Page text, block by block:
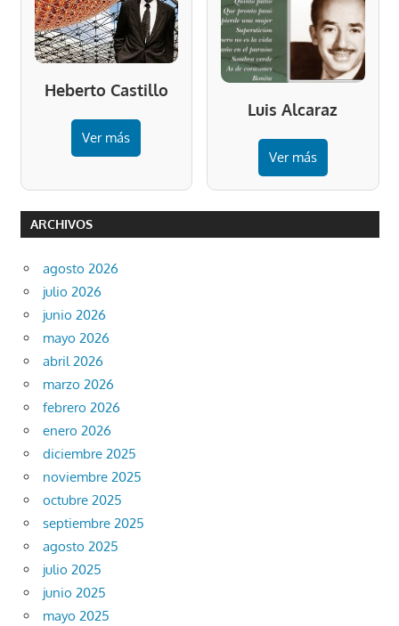
Heberto Castillo
Ver más
Luis Alcaraz
Ver más
ARCHIVOS
agosto 2026
julio 2026
junio 2026
mayo 2026
abril 2026
marzo 2026
febrero 2026
enero 2026
diciembre 2025
noviembre 2025
octubre 2025
septiembre 2025
agosto 2025
julio 2025
junio 2025
mayo 2025